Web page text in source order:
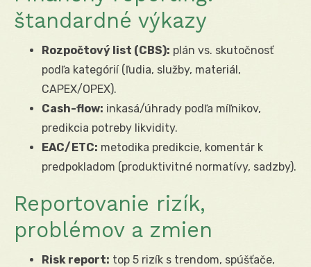
štandardné výkazy
Rozpočtový list (CBS): plán vs. skutočnosť
podľa kategórií (ľudia, služby, materiál,
CAPEX/OPEX).
Cash-flow: inkasá/úhrady podľa míľnikov,
predikcia potreby likvidity.
EAC/ETC: metodika predikcie, komentár k
predpokladom (produktivitné normatívy, sadzby).
Reportovanie rizík,
problémov a zmien
Risk report: top 5 rizík s trendom, spúšťače,